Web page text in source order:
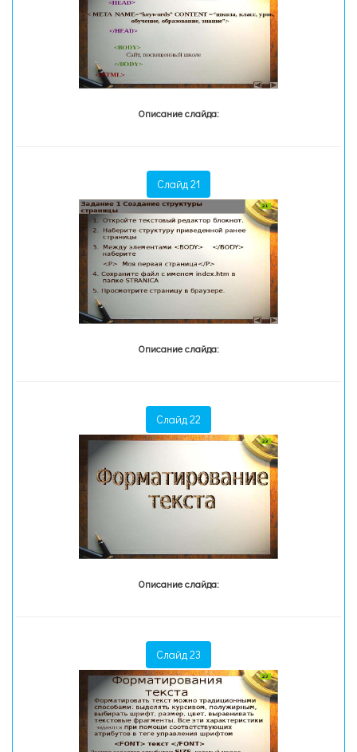
Описание слайда:
Слайд 21
Описание слайда:
Слайд 22
Описание слайда:
Слайд 23